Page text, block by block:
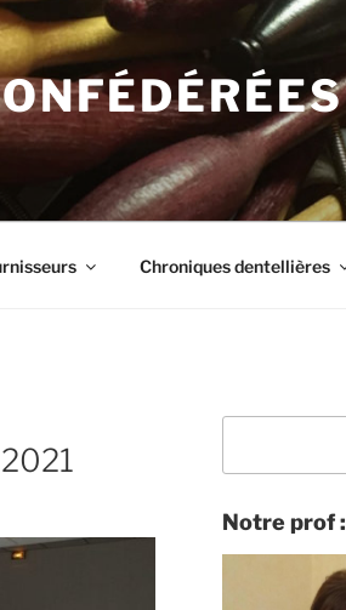
Chroniques dentellières
Notre prof